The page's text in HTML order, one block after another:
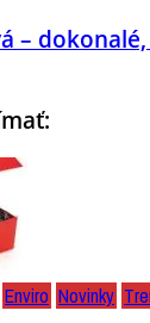
–
Enviro Novinky